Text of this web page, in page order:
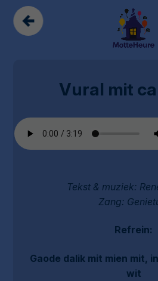
Vural mit
Tekst & muziek:
Zang:
Refrein:
Gaode dalik mit mien mit,
wit